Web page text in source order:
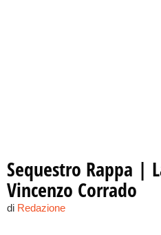
Sequestro Rappa |
Vincenzo Corrado
di Redazione